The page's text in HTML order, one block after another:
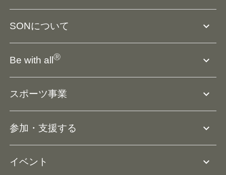
SONについて expand_more
SO組織について
役員等一覧
リソースページ
Be with allⓇ expand_more
スポーツ事業 expand_more
ユニファイドスクール
参加・支援する expand_more
イベント expand_more